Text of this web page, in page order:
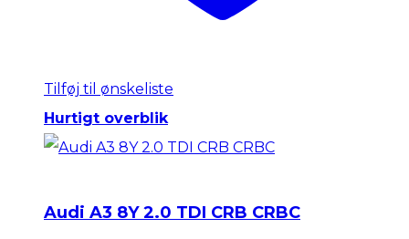
Tilføj til ønskeliste
Hurtigt overblik
Audi A3 8Y 2.0 TDI CRB CRBC